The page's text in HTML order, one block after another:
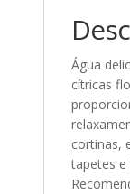
Água
cítricas
cortinas,
tapetes e